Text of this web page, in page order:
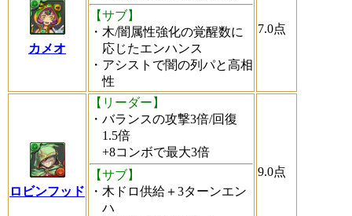
カメオ
【サブ】
・木/闇属性強化の覚醒数に
応じたエンハンス
・アシストで闇の列パと高相
性
7.0点
ロビンフッド
【リーダー】
・バランスの攻撃3倍/回復
1.5倍
+8コンボで最大3倍
【サブ】
・木ドロ供給＋3ターンエン
ハ
9.0点